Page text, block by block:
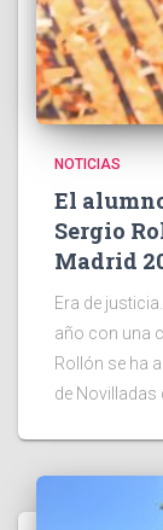
NOTICIAS
El
Sergio
Madrid
Era de
año con una
Rollón se ha
de Novilladas